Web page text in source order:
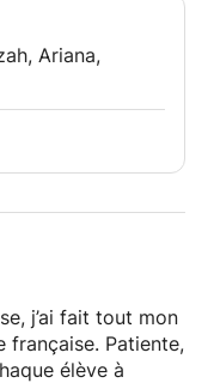
Ariana,
j’ai fait tout mon
française. Patiente,
élève à